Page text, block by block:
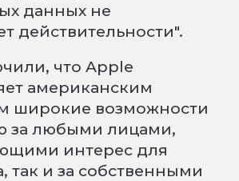
данных не
действительности".
что Apple
американским
широкие возможности
за любыми лицами,
интерес для
так и за собственными